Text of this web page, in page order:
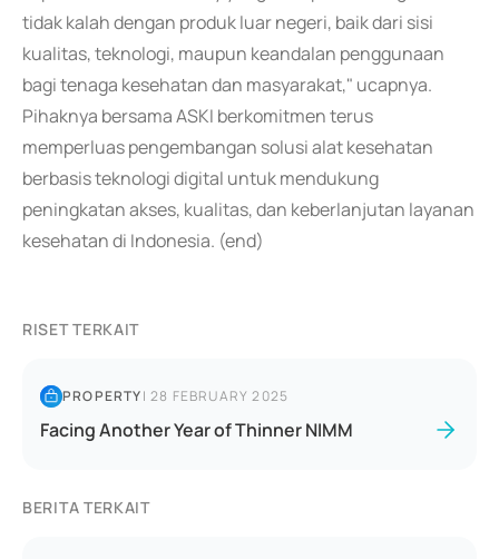
tidak kalah dengan produk luar negeri, baik dari sisi
kualitas, teknologi, maupun keandalan penggunaan
bagi tenaga kesehatan dan masyarakat," ucapnya.
Pihaknya bersama ASKI berkomitmen terus
memperluas pengembangan solusi alat kesehatan
berbasis teknologi digital untuk mendukung
peningkatan akses, kualitas, dan keberlanjutan layanan
kesehatan di Indonesia. (end)
RISET TERKAIT
PROPERTY|28 FEBRUARY 2025
Facing Another Year of Thinner NIMM
BERITA TERKAIT